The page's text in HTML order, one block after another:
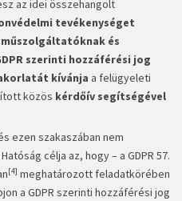
az idei összehangolt
tevékenységet
és
szerinti hozzáférési jog
kívánja a felügyeleti
közös kérdőív segítségével
ezen szakaszában nem
célja az, hogy – a GDPR 57.
[4] meghatározott feladatkörében
a GDPR szerinti hozzáférési jog